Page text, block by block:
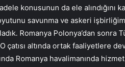
konusunun da ele alındığını
savunma ve askeri
Romanya Polonya’dan sonra
çatısı altında ortak faaliyetlere
Romanya havalimanında